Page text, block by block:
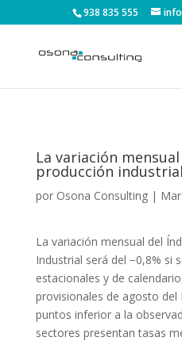
938 835 555
La variación
producción
por Osona Consulting|
La variación mensual del
Industrial será del −0,8% si
estacionales y de
provisionales de agosto del
puntos inferior a la
sectores presentan tasas